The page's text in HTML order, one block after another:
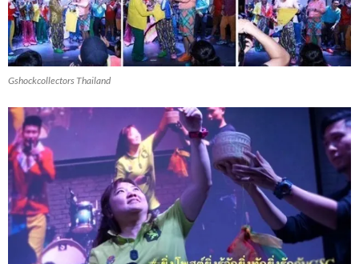
Gshockcollectors Thailand